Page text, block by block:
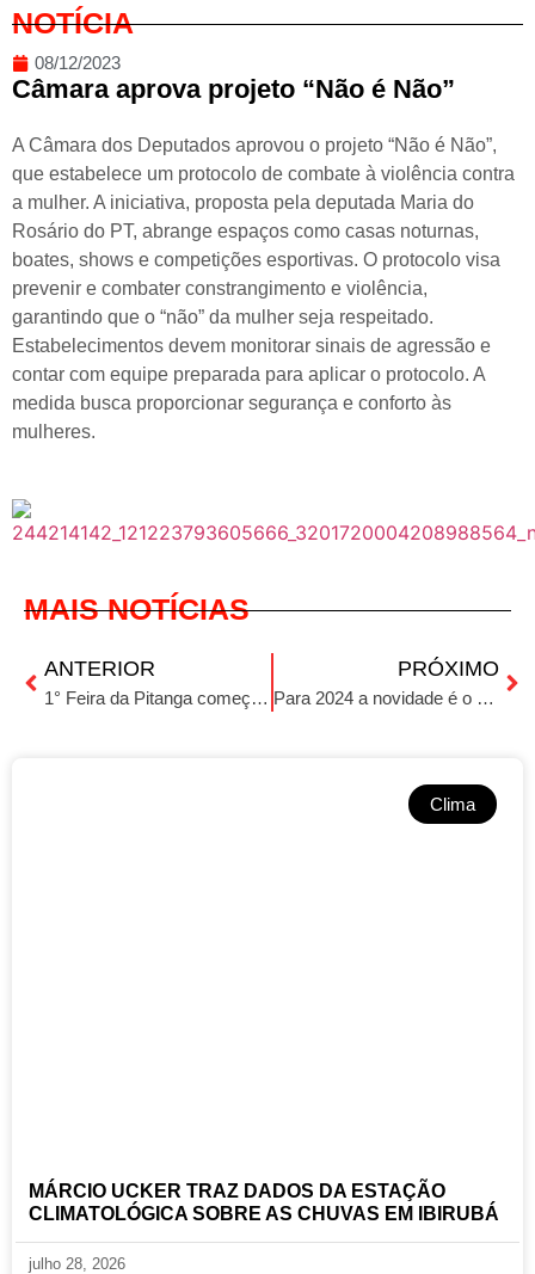
NOTÍCIA
08/12/2023
Câmara aprova projeto “Não é Não”
A Câmara dos Deputados aprovou o projeto “Não é Não”,
que estabelece um protocolo de combate à violência contra
a mulher. A iniciativa, proposta pela deputada Maria do
Rosário do PT, abrange espaços como casas noturnas,
boates, shows e competições esportivas. O protocolo visa
prevenir e combater constrangimento e violência,
garantindo que o “não” da mulher seja respeitado.
Estabelecimentos devem monitorar sinais de agressão e
contar com equipe preparada para aplicar o protocolo. A
medida busca proporcionar segurança e conforto às
mulheres.
MAIS NOTÍCIAS
ANTERIOR
1° Feira da Pitanga começa hoje:
PRÓXIMO
Para 2024 a novidade é o Pix automático
Clima
MÁRCIO UCKER TRAZ DADOS DA ESTAÇÃO
CLIMATOLÓGICA SOBRE AS CHUVAS EM IBIRUBÁ
julho 28, 2026